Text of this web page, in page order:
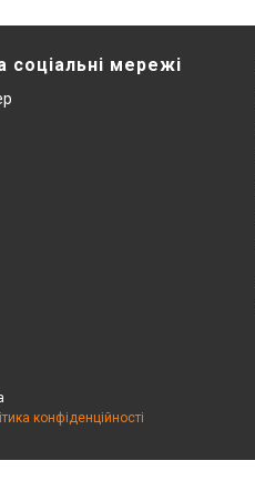
соціальні мережі
конфіденційності